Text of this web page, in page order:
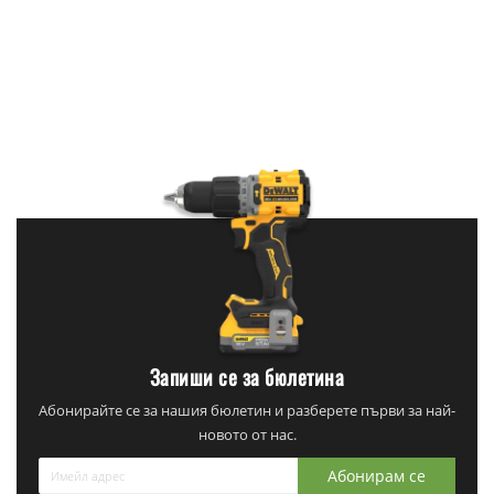
Запиши се за бюлетина
Абонирайте се за нашия бюлетин и разберете първи за най-
новото от нас.
Абонирам се